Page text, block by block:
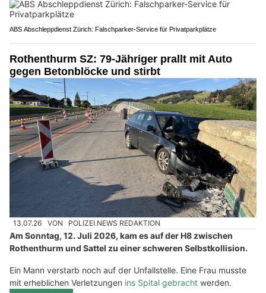
ABS Abschleppdienst Zürich: Falschparker-Service für Privatparkplätze
Rothenthurm SZ: 79-Jähriger prallt mit Auto
gegen Betonblöcke und stirbt
13.07.26 VON POLIZEI.NEWS REDAKTION
Am Sonntag, 12. Juli 2026, kam es auf der H8 zwischen
Rothenthurm und Sattel zu einer schweren Selbstkollision.
Ein Mann verstarb noch auf der Unfallstelle. Eine Frau musste
mit erheblichen Verletzungen ins Spital gebracht werden.